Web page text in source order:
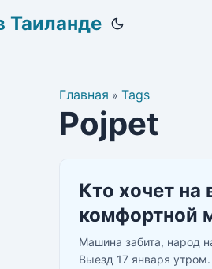
Таиланде
Главная » Tags
Pojpet
Кто хочет на
комфортной
Машина забита, народ
Выезд 17 января